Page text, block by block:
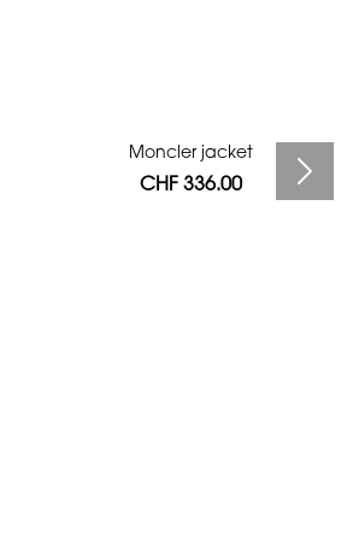
Moncler jacket
CHF 336.00